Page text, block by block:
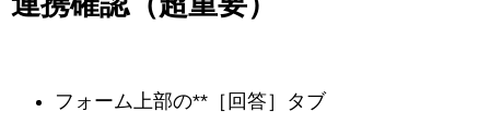
フォーム上部の**［回答］タブ